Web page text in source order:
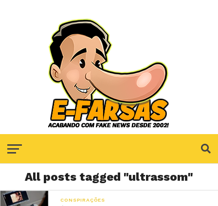
All posts tagged "ultrassom"
CONSPIRAÇÕES